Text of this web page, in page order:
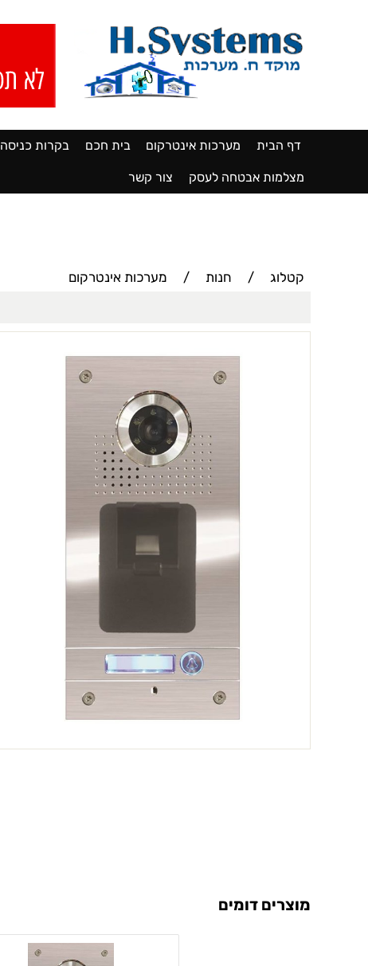
דף הבית מערכות אינטרקום בית חכם בקרות כניסה
מצלמות אבטחה לעסק צור קשר
קטלוג / חנות / מערכות אינטרקום
מוצרים דומים